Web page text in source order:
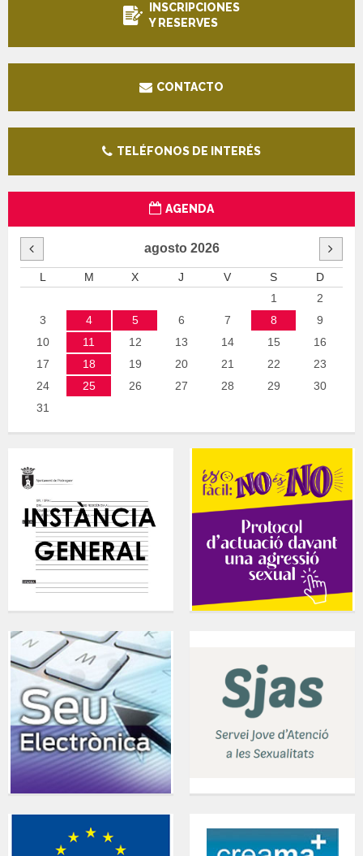
INSCRIPCIONES
Y RESERVES
CONTACTO
TELÉFONOS DE INTERÉS
AGENDA
agosto 2026
L M X J V S
D
1
2
3
4 5 6 7 8
9
10
11 12 13 14 15
16
17
18 19 20 21 22
23
24
25 26 27 28 29
30
31